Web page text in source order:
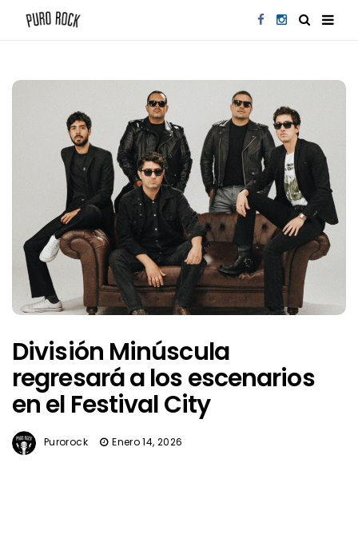
División Minúscula
regresará a los escenarios
en el Festival City
Purorock Enero 14, 2026